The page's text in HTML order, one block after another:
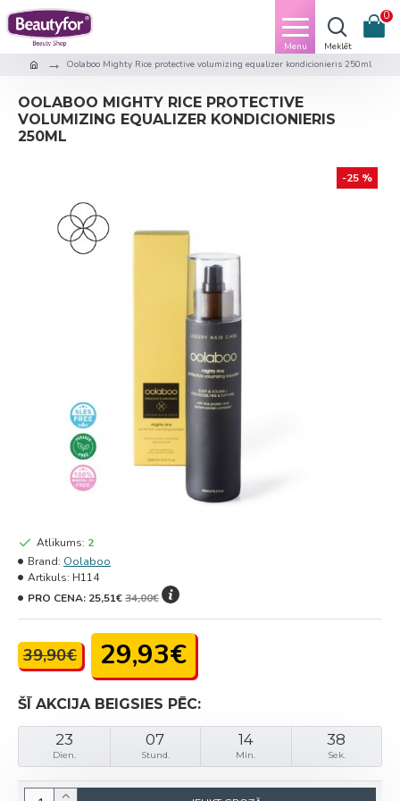
0
Oolaboo Mighty Rice protective volumizing equalizer kondicionieris 250ml
OOLABOO MIGHTY RICE PROTECTIVE
VOLUMIZING EQUALIZER KONDICIONIERIS
250ML
-25 %
ŠĪ AKCIJA BEIGSIES PĒC:
23
Dien.
07
Stund.
14
Min.
38
Sek.
39,90€ 29,93€
Atlikums: 2
Brand: Oolaboo
Artikuls: H114
PRO CENA: 25,51€34,00€